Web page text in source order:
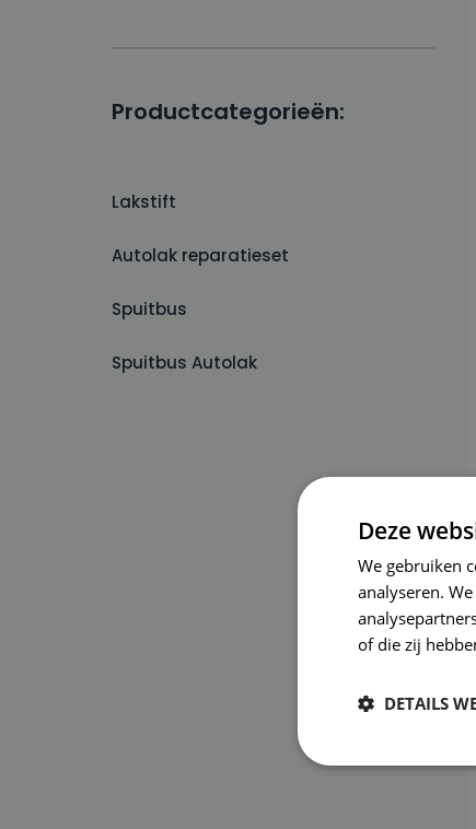
Productcategorieën:
Lakstift
Autolak reparatieset
Spuitbus
Spuitbus Autolak
Deze
We gebruiken
analyseren.
of die zij
DETAILS